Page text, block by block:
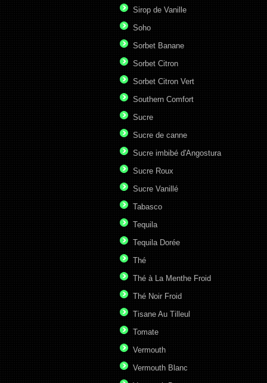
Sirop de Vanille
Soho
Sorbet Banane
Sorbet Citron
Sorbet Citron Vert
Southern Comfort
Sucre
Sucre de canne
Sucre imbibé d'Angostura
Sucre Roux
Sucre Vanillé
Tabasco
Tequila
Tequila Dorée
Thé
Thé à La Menthe Froid
Thé Noir Froid
Tisane Au Tilleul
Tomate
Vermouth
Vermouth Blanc